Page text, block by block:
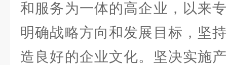
和服务为一体的高企业，以来
明确战略方向和发展目标，坚
造良好的企业文化。坚决实施